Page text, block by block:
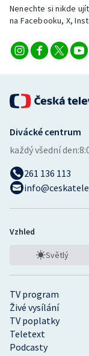
Nenechte si nikde
na Facebooku, X,
TV program
Živé vysílání
TV poplatky
Teletext
Podcasty
Divácké centrum
každý všední den:
261 136 113
Vzhled
Světlý